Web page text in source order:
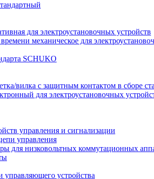
для электроустановочных устройств
механическое для
SCHUKO
вилка с защитным контактом в сборе
для электроустановочных
управления и сигнализации
управления
для низковольтных коммутационных
управляющего устройства